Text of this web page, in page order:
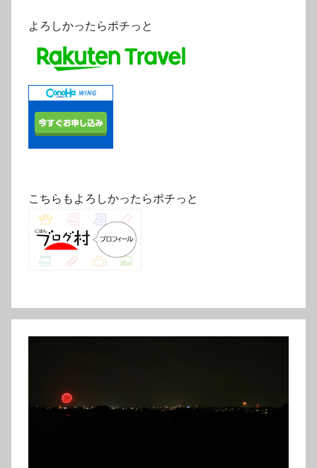
よろしかったらポチっと
こちらもよろしかったらポチっと